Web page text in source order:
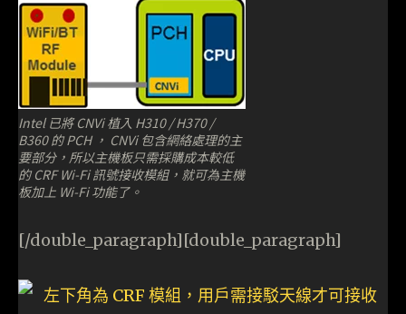
Intel 已將 CNVi 植入 H310 / H370 /
B360 的 PCH ， CNVi 包含網絡處理的主
要部分，所以主機板只需採購成本較低
的 CRF Wi-Fi 訊號接收模組，就可為主機
板加上 Wi-Fi 功能了。
[/double_paragraph][double_paragraph]